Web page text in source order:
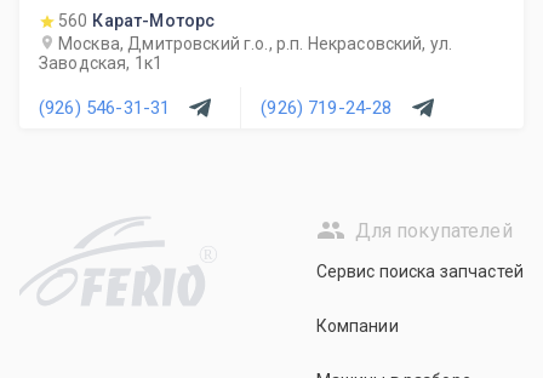
560 Карат-Моторс
Москва, Дмитровский г.о., р.п. Некрасовский, ул.
Заводская, 1к1
(926) 546-31-31 (926) 719-24-28
R
Для покупателей
Сервис поиска запчастей
Компании